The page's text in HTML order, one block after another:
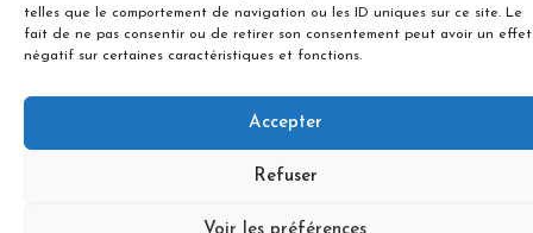
telles que le comportement de navigation ou les ID uniques sur ce site. Le
fait de ne pas consentir ou de retirer son consentement peut avoir un effet
négatif sur certaines caractéristiques et fonctions.
Accepter
Refuser
Voir les préférences